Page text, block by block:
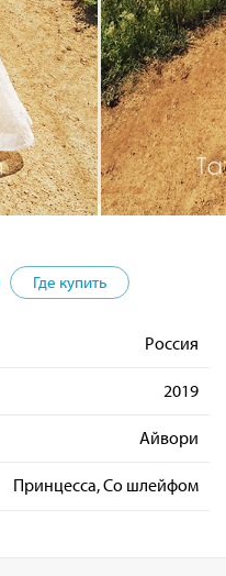
Где купить
Россия
2019
Айвори
Принцесса, Со шлейфом